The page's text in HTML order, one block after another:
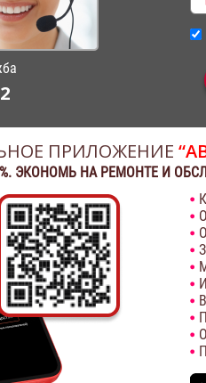
ПРИЛОЖЕНИЕ
ЭКОНОМЬ НА РЕМОНТЕ И